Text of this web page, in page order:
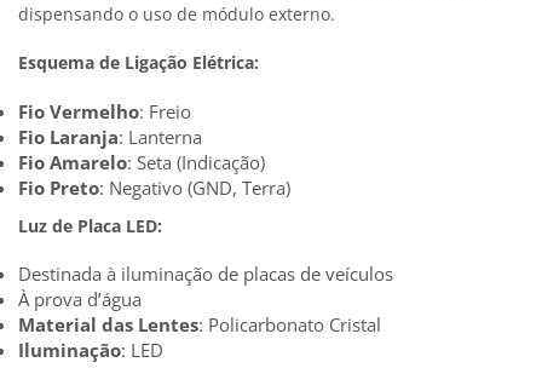
dispensando o uso de módulo externo.
Esquema de Ligação Elétrica:
Fio Vermelho: Freio
Fio Laranja: Lanterna
Fio Amarelo: Seta (Indicação)
Fio Preto: Negativo (GND, Terra)
Luz de Placa LED:
Destinada à iluminação de placas de veículos
À prova d’água
Material das Lentes: Policarbonato Cristal
Iluminação: LED